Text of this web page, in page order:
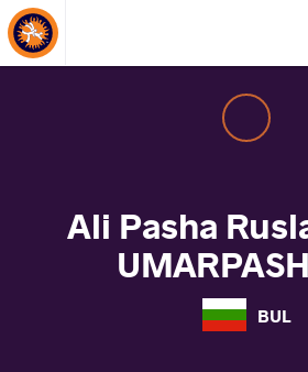
About Events
Ali Pasha
BUL